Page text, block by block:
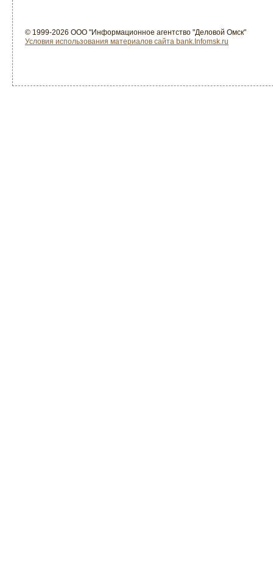
© 1999-2026 ООО "Информационное агентство "Деловой Омск"
Условия использования материалов сайта bank.Infomsk.ru